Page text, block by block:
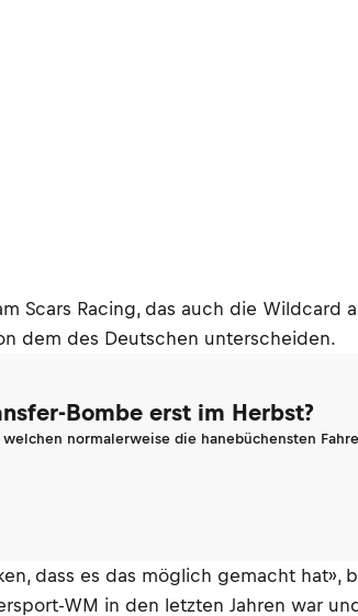
Scars Racing, das auch die
dem des Deutschen unterscheiden.
Bombe erst im Herbst?
normalerweise die hanebüchensten
dass es das möglich gemacht
WM in den letzten Jahren war